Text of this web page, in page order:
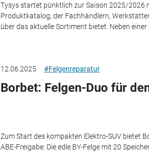
Tysys startet pünktlich zur Saison 2025/2026
Produktkatalog, der Fachhändlern,
über das aktuelle Sortiment bietet. Neben einer
12.06.2025 #Felgenreparatur
Borbet: Felgen-Duo für
Zum Start des kompakten Elektro-SUV bietet
ABE-Freigabe: Die edle BY-Felge mit 20